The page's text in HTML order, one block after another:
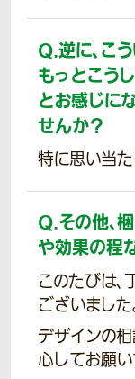
Q.逆に、こ
もっとこう
とお感じに
せんか？
特に思い当た
Q.その他、
や効果の程
このたびは
ございました
デザインの
心してお願い